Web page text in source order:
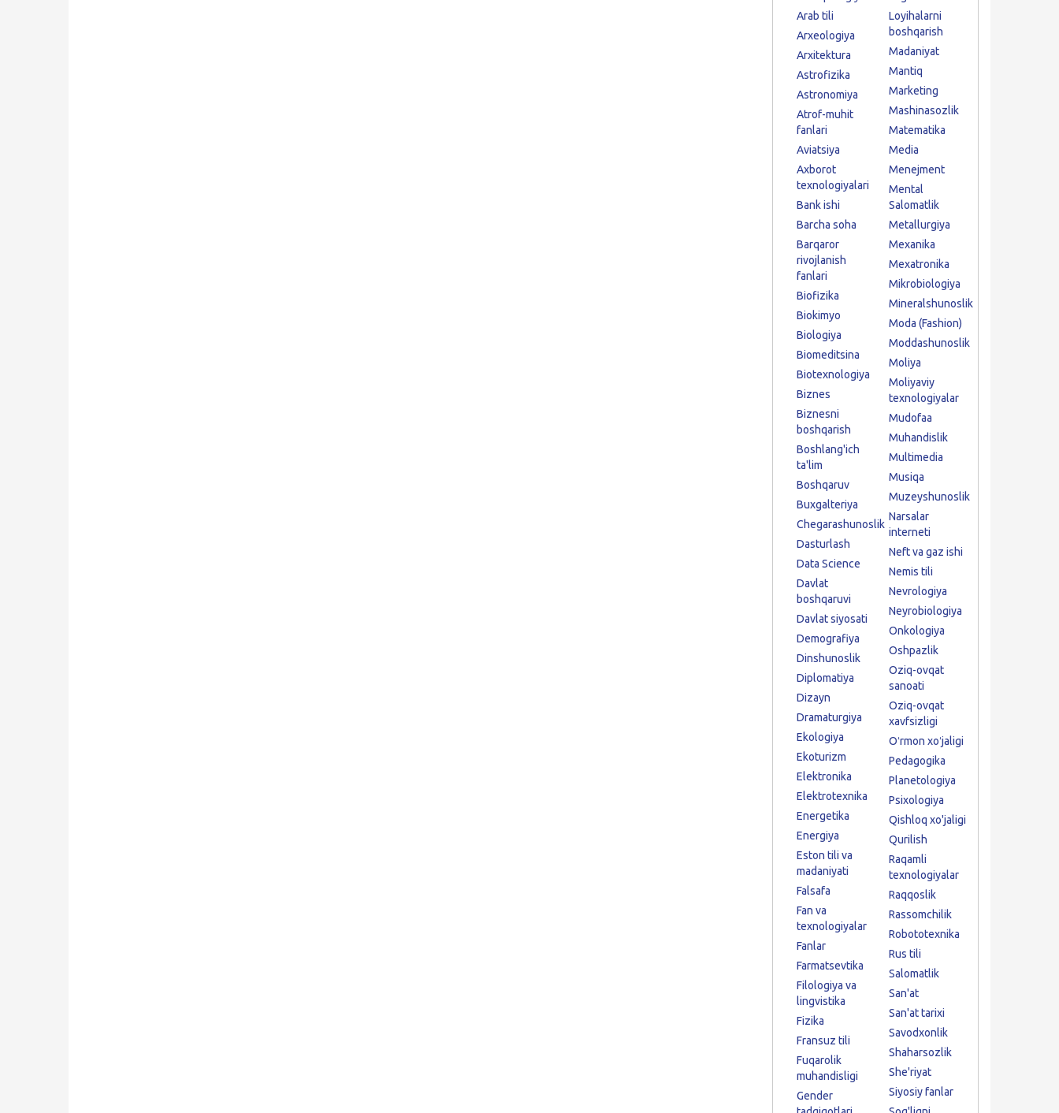
Arab tili
Arxeologiya
Arxitektura
Astrofizika
Astronomiya
Atrof-muhit
fanlari
Aviatsiya
Axborot
texnologiyalari
Bank ishi
Barcha soha
Barqaror
rivojlanish
fanlari
Biofizika
Biokimyo
Biologiya
Biomeditsina
Biotexnologiya
Biznes
Biznesni
boshqarish
Boshlang'ich
ta'lim
Boshqaruv
Buxgalteriya
Chegarashunoslik
Dasturlash
Data Science
Davlat
boshqaruvi
Davlat siyosati
Demografiya
Dinshunoslik
Diplomatiya
Dizayn
Dramaturgiya
Ekologiya
Ekoturizm
Elektronika
Elektrotexnika
Energetika
Energiya
Eston tili va
madaniyati
Falsafa
Fan va
texnologiyalar
Fanlar
Farmatsevtika
Filologiya va
lingvistika
Fizika
Fransuz tili
Fuqarolik
muhandisligi
Gender
Loyihalarni
boshqarish
Madaniyat
Mantiq
Marketing
Mashinasozlik
Matematika
Media
Menejment
Mental
Salomatlik
Metallurgiya
Mexanika
Mexatronika
Mikrobiologiya
Mineralshunoslik
Moda (Fashion)
Moddashunoslik
Moliya
Moliyaviy
texnologiyalar
Mudofaa
Muhandislik
Multimedia
Musiqa
Muzeyshunoslik
Narsalar
interneti
Neft va gaz ishi
Nemis tili
Nevrologiya
Neyrobiologiya
Onkologiya
Oshpazlik
Oziq-ovqat
sanoati
Oziq-ovqat
xavfsizligi
Oʻrmon xoʻjaligi
Pedagogika
Planetologiya
Psixologiya
Qishloq xo'jaligi
Qurilish
Raqamli
texnologiyalar
Raqqoslik
Rassomchilik
Robototexnika
Rus tili
Salomatlik
San'at
San'at tarixi
Savodxonlik
Shaharsozlik
She'riyat
Siyosiy fanlar